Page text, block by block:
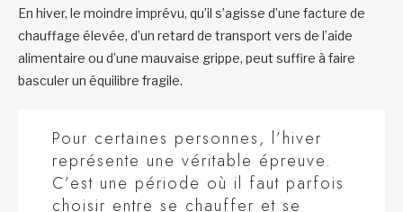
En hiver, le moindre imprévu, qu’il s’agisse d’une facture de
chauffage élevée, d’un retard de transport vers de l’aide
alimentaire ou d’une mauvaise grippe, peut suffire à faire
basculer un équilibre fragile.
Pour certaines personnes, l’hiver
représente une véritable épreuve.
C’est une période où il faut parfois
choisir entre se chauffer et se